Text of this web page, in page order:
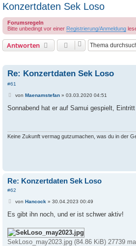
Konzertdaten Sek Loso
Forumsregeln
Bitte unbedingt vor einer Registrierung/Anmeldung
Antworten
Re: Konzertdaten Sek Loso
#61
B
i
von Maenamstefan» 03.03.2020 04:51
Sonnabend hat er auf Samui gespielt, Eintritt
Keine Zukunft vermag gutzumachen, was du in der
Re: Konzertdaten Sek Loso
#62
B
i
a
g
von Hancock » 30.04.2023 00:49
Es gibt ihn noch, und er ist schwer aktiv!
SekLoso_may2023.jpg (84.86 KiB) 27739